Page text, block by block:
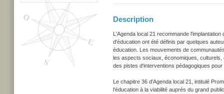
Description
L'Agenda local 21 recommande
d'éducation ont été définis par quelques
éducation. Les mouvements de
les aspects sociaux, économiques,
des pistes d'interventions pédagogiques
Le chapitre 36 d'Agenda local 21, intitulé
l'éducation à la viabilité auprès du grand